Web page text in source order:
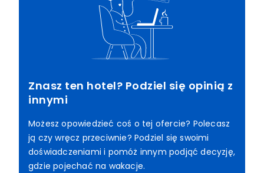
Znasz ten hotel? Podziel się opinią z
innymi
Możesz opowiedzieć coś o tej ofercie? Polecasz
ją czy wręcz przeciwnie? Podziel się swoimi
doświadczeniami i pomóż innym podjąć decyzję,
gdzie pojechać na wakacje.